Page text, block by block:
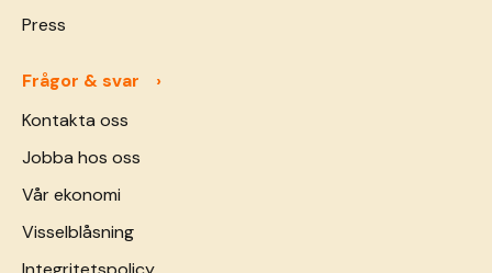
Press
Frågor & svar
Kontakta oss
Jobba hos oss
Vår ekonomi
Visselblåsning